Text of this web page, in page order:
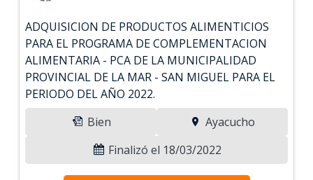
ADQUISICION DE PRODUCTOS ALIMENTICIOS
PARA EL PROGRAMA DE COMPLEMENTACION
ALIMENTARIA - PCA DE LA MUNICIPALIDAD
PROVINCIAL DE LA MAR - SAN MIGUEL PARA EL
PERIODO DEL AÑO 2022.
Bien
Ayacucho
Finalizó el 18/03/2022